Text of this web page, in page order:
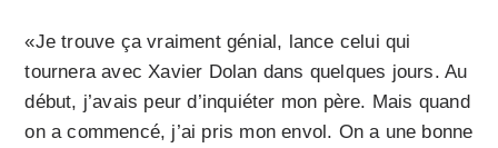
«Je trouve ça vraiment génial, lance celui qui
tournera avec Xavier Dolan dans quelques jours. Au
début, j’avais peur d’inquiéter mon père. Mais quand
on a commencé, j’ai pris mon envol. On a une bonne